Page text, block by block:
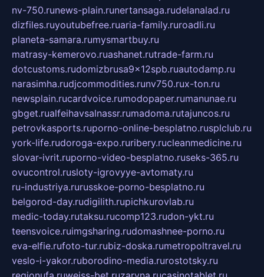
nv-750.runews-plain.runertansaga.rudelanalad.ru
dizfiles.ruyoutubefree.ruaria-family.ruroadli.ru
planeta-samara.rumysmartbuy.ru
matrasy-kemerovo.ruashanet.rutrade-farm.ru
dotcustoms.rudomizbrusa9x12spb.ruautodamp.ru
narasimha.rudjcommodities.runv750.rux-ton.ru
newsplain.rucardvoice.rumodopaper.rumanunae.ru
gbget.rualfeihavsalnassr.rumadoma.rutajuncos.ru
petrovkasports.ruporno-online-besplatno.rusplclub.ru
york-life.rudoroga-expo.ruribery.rucleanmedicine.ru
slovar-ivrit.ruporno-video-besplatno.ruseks-365.ru
ovucontrol.rusloty-igrovyye-avtomaty.ru
ru-industriya.rurusskoe-porno-besplatno.ru
belgorod-day.rudigilith.rupichkurovlab.ru
medic-today.rutaksu.rucomp123.rudon-ykt.ru
teensvoice.ruimgsharing.rudomashnee-porno.ru
eva-elfie.rufoto-tur.rubiz-doska.rumetropoltravel.ru
veslo-i-yakor.ruborodino-media.rurostotsky.ru